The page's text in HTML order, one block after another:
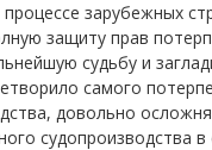
зарубежных
защиту прав
судьбу и
самого
довольно
судопроизводства в